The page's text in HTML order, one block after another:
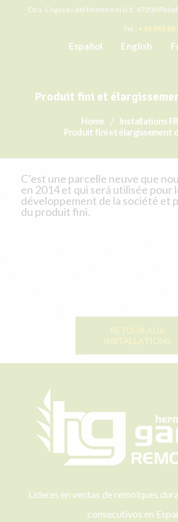
Ctra. Cogeces del Monte Km 0,5. 47300
Tel.: +34 983 88
Español English
Produit fini et
Home
Installations FR
Produit fini et élargissement
C’est une parcelle neuve que
en 2014 et qui será utilisée pour
développement de la société et
du produit fini.
RETOUR AUX
INSTALLATIONS
Líderes en ventas de remolques
consecutivos en